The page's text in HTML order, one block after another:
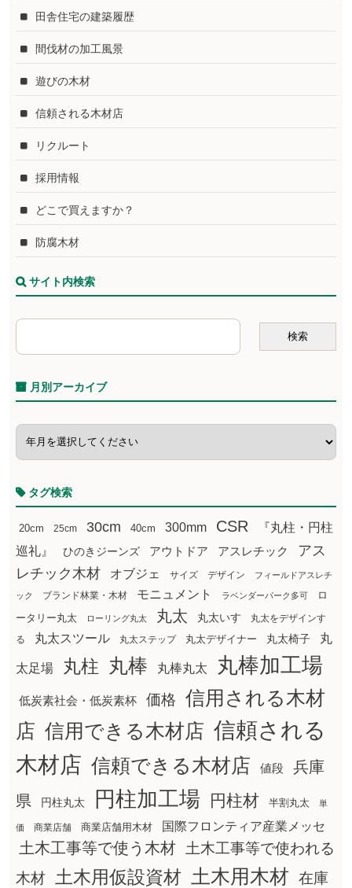
田舎住宅の建築履歴
間伐材の加工風景
遊びの木材
信頼される木材店
リクルート
採用情報
どこで買えますか？
防腐木材
サイト内検索
月別アーカイブ
タグ検索
20cm 25cm 30cm 40cm 300mm CSR
『丸柱・円柱
巡礼』
ひのきジーンズ アウトドア アスレチック
アス
レチック木材
オブジェ サイズ デザイン フィールドアスレチ
ック ブランド林業・木材 モニュメント ラベンダーパーク多可
ロ
ータリー丸太
ローリング丸太 丸太 丸太いす
丸太をデザインす
る
丸太スツール 丸太ステップ 丸太デザイナー 丸太椅子 丸
太足場 丸柱 丸棒 丸棒丸太 丸棒加工場
低炭素社会・低炭素杯 価格
信用される木材
店 信用できる木材店 信頼される
木材店 信頼できる木材店 値段
兵庫
県
円柱丸太 円柱加工場 円柱材 半割丸太 単
価 商業店舗 商業店舗用木材 国際フロンティア産業メッセ
土木工事等で使う木材
土木工事等で使われる
木材
土木用仮設資材 土木用木材 在庫